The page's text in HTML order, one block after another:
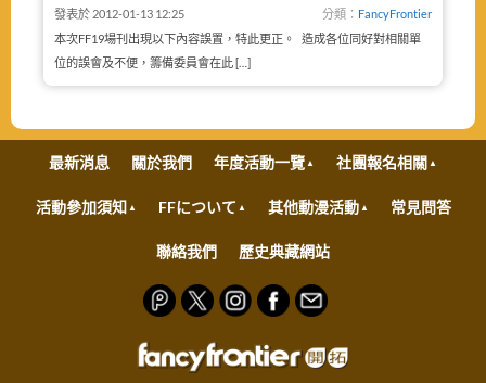
發表於 2012-01-13 12:25 分類： FancyFrontier
本次FF19場刊出現以下內容誤置，特此更正。 造成各位同好對相關單
位的誤會及不便，籌備委員會在此 […]
最新消息 關於我們 年度活動一覽 社團報名相關
活動參加須知 FFについて 其他動漫活動 常見問答
聯絡我們 歷史典藏網站